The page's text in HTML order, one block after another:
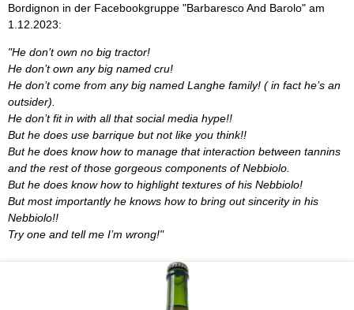
Bordignon in der Facebookgruppe "Barbaresco And Barolo" am
1.12.2023:
"He don’t own no big tractor!
He don’t own any big named cru!
He don’t come from any big named Langhe family! ( in fact he’s an
outsider).
He don’t fit in with all that social media hype!!
But he does use barrique but not like you think!!
But he does know how to manage that interaction between tannins
and the rest of those gorgeous components of Nebbiolo.
But he does know how to highlight textures of his Nebbiolo!
But most importantly he knows how to bring out sincerity in his
Nebbiolo!!
Try one and tell me I’m wrong!"